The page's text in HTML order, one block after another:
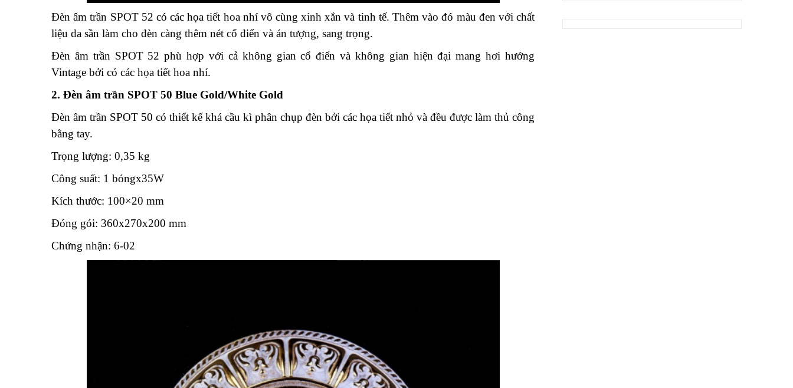
Đèn âm trần SPOT 52 có các họa tiết hoa nhí vô cùng xinh xắn và tinh tế. Thêm vào đó màu đen với chất
liệu da sần làm cho đèn càng thêm nét cổ điển và án tượng, sang trọng.
Đèn âm trần SPOT 52 phù hợp với cả không gian cổ điển và không gian hiện đại mang hơi hướng
Vintage bởi có các họa tiết hoa nhí.
2. Đèn âm trần SPOT 50 Blue Gold/White Gold
Đèn âm trần SPOT 50 có thiết kế khá cầu kì phân chụp đèn bởi các họa tiết nhỏ và đều được làm thủ công
bằng tay.
Trọng lượng: 0,35 kg
Công suất: 1 bóngx35W
Kích thước: 100×20 mm
Đóng gói: 360x270x200 mm
Chứng nhận: 6-02